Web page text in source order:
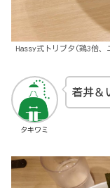
Hassy式トリブタ(鶏3倍、
タキワミ
着丼＆